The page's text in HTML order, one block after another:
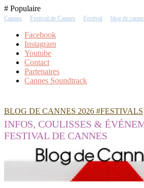
Skip
To
# Populaire
Cannes Festival de Cannes Festival blog de
Facebook
Instagram
Youtube
Contact
Partenaires
Cannes Soundtrack
BLOG DE CANNES 2026 #FESTIVALS
INFOS, COULISSES &
FESTIVAL DE CANNES